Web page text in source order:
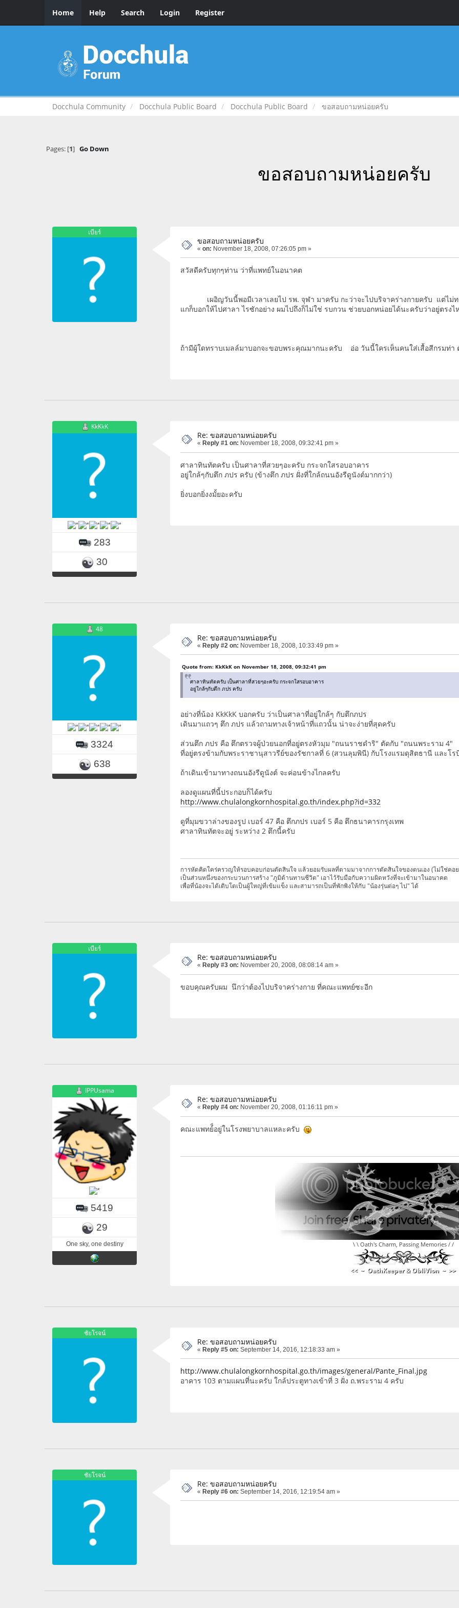
Home Help Search Login Register
Docchula Community Docchula Public Board Docchula Public Board ขอสอบถามหน่อยครับ
Pages: [1] Go Down
ขอสอบถามหน่อยครับ
เบียร์
ขอสอบถามหน่อยครับ
« on: November 18, 2008, 07:26:05 pm »
สวัสดีครับทุกๆท่าน ว่าที่แพทย์ในอนาคต
เผอิญวันนี้พอมีเวลาเลยไป รพ. จุฬา มาครับ กะว่าจะไปบริจาคร่างกายครับ แต่ไม่ท
แกก็บอกให้ไปศาลา ไรซักอย่าง ผมไปถึงก็ไม่ใช่ รบกวน ช่วยบอกหน่อยได้นะครับว่าอยู่ตรงไ
ถ้ามีผู้ใดทราบเมลล์มาบอกจะขอบพระคุณมากนะครับ อ่อ วันนี้ใครเห็นคนใส่เสื้อสีกรมท่า
KkKkK
283
30
Re: ขอสอบถามหน่อยครับ
« Reply #1 on: November 18, 2008, 09:32:41 pm »
ศาลาทินทัตครับ เป็นศาลาที่สวยๆอะครับ กระจกใสรอบอาคาร
อยู่ใกล้ๆกับตึก ภปร ครับ (ข้างตึก ภปร ฝั่งที่ใกล้ถนนอังรีดูนังต์มากกว่า)
ยิ่งบอกยิ่งงมั้ยอะครับ
48
3324
638
Re: ขอสอบถามหน่อยครับ
« Reply #2 on: November 18, 2008, 10:33:49 pm »
Quote from: KkKkK on November 18, 2008, 09:32:41 pm
ศาลาทินทัตครับ เป็นศาลาที่สวยๆอะครับ กระจกใสรอบอาคาร
อยู่ใกล้ๆกับตึก ภปร ครับ
อย่างที่น้อง KkKkK บอกครับ ว่าเป็นศาลาที่อยู่ใกล้ๆ กับตึกภปร
เดินมาแถวๆ ตึก ภปร แล้วถามทางเจ้าหน้าที่แถวนั้น น่าจะง่ายที่สุดครับ
ส่วนตึก ภปร คือ ตึกตรวจผู้ป่วยนอกที่อยู่ตรงหัวมุม "ถนนราชดำริ" ตัดกับ "ถนนพระราม 4"
ที่อยู่ตรงข้ามกับพระราชานุสาวรีย์ของรัชกาลที่ 6 (สวนลุมพินี) กับโรงแรมดุสิตธานี และโร
ถ้าเดินเข้ามาทางถนนอังรีดูนังต์ จะค่อนข้างไกลครับ
ลองดูแผนที่นี้ประกอบก็ได้ครับ
http://www.chulalongkornhospital.go.th/index.php?id=332
ดูที่มุมขวาล่างของรูป เบอร์ 47 คือ ตึกภปร เบอร์ 5 คือ ตึกธนาคารกรุงเทพ
ศาลาทินทัตจะอยู่ ระหว่าง 2 ตึกนี้ครับ
การหัดคิดใคร่ครวญให้รอบคอบก่อนตัดสินใจ แล้วยอมรับผลที่ตามมาจากการตัดสินใจของตนเอง (ไม่ใช่คอ
เป็นส่วนหนึ่งของกระบวนการสร้าง "ภูมิต้านทานชีวิต" เอาไว้รับมือกับความผิดหวังที่จะเข้ามาในอนาคต
เพื่อที่น้องจะได้เติบโตเป็นผู้ใหญ่ที่เข้มแข็ง และสามารถเป็นที่พักพิงให้กับ "น้องรุ่นต่อๆ ไป" ได้
เบียร์
Re: ขอสอบถามหน่อยครับ
« Reply #3 on: November 20, 2008, 08:08:14 am »
ขอบคุณครับผม นึกว่าต้องไปบริจาคร่างกาย ที่คณะแพทย์ซะอีก
IPPUsama
5419
29
One sky, one destiny
Re: ขอสอบถามหน่อยครับ
« Reply #4 on: November 20, 2008, 01:16:11 pm »
คณะแพทย์็อยู่ในโรงพยาบาลแหละครับ
\ \ Oath's Charm, Passing Memories / /
<< ~ OathKeeper & ObliVion ~ >>
ชัยโรจน์
Re: ขอสอบถามหน่อยครับ
« Reply #5 on: September 14, 2016, 12:18:33 am »
http://www.chulalongkornhospital.go.th/images/general/Pante_Final.jpg
อาคาร 103 ตามแผนที่นะครับ ใกล้ประตูทางเข้าที่ 3 ฝั่ง ถ.พระราม 4 ครับ
ชัยโรจน์
Re: ขอสอบถามหน่อยครับ
« Reply #6 on: September 14, 2016, 12:19:54 am »